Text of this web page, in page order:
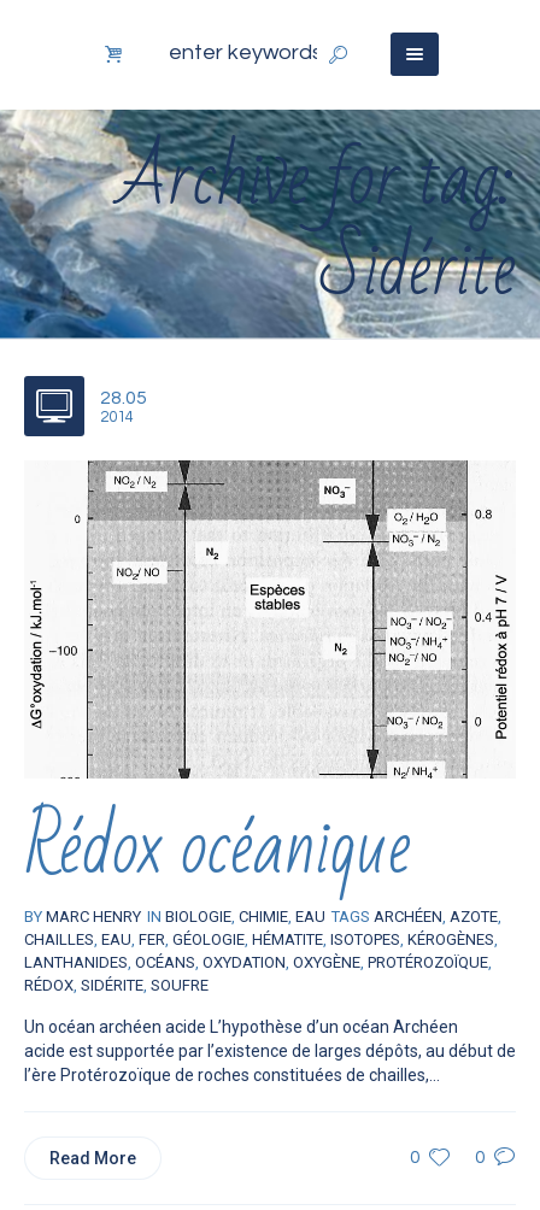
Archive for tag:
Sidérite
28.05
2014
Rédox océanique
BY MARC HENRY IN BIOLOGIE CHIMIE EAU TAGS ARCHÉEN AZOTE
CHAILLES EAU FER GÉOLOGIE HÉMATITE ISOTOPES KÉROGÈNES
LANTHANIDES OCÉANS OXYDATION OXYGÈNE PROTÉROZOÏQUE
RÉDOX SIDÉRITE SOUFRE
Un océan archéen acide L’hypothèse d’un océan Archéen
acide est supportée par l’existence de larges dépôts, au début de
l’ère Protérozoïque de roches constituées de chailles,...
0 0
Read More